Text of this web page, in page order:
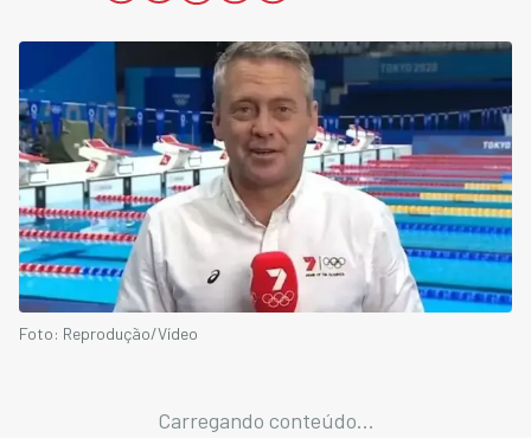
Foto: Reprodução/Vídeo
Carregando conteúdo...